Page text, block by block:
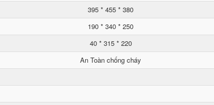
395 * 455 * 380
190 * 340 * 250
40 * 315 * 220
An Toàn chống cháy